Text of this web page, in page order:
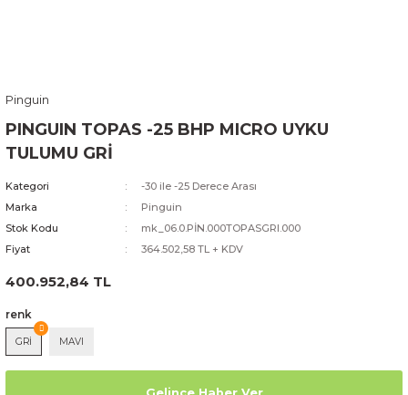
Pinguin
PINGUIN TOPAS -25 BHP MICRO UYKU
TULUMU GRİ
Kategori
-30 ile -25 Derece Arası
Marka
Pinguin
Stok Kodu
mk_06.0.PİN.000TOPASGRI.000
Fiyat
364.502,58 TL + KDV
400.952,84 TL
renk
GRİ MAVI